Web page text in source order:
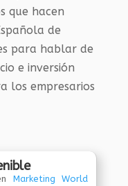
que hacen
de
para hablar de
e inversión
los empresarios
Marketing World